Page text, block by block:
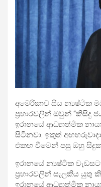
අමෙරිකාව සිය න්‍යෂ්ටික
ප්‍රහාරවලින් ඔවුන් “කිසිදු
ඉරානයේ ආධ්‍යාත්මික
සිටිනවා. ඉකුත්
එකඟ වීමෙන් පසු ඔහු
ඉරානයේ න්‍යෂ්ටික
ප්‍රහාරවලින් සැලකිය යුතු
ඉරානයේ ආධ්‍යාත්මික